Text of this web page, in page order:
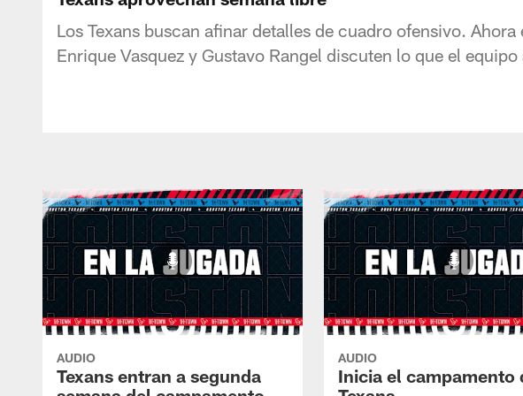
Los Texans buscan afinar detalles de cuadro ofensivo.
Enrique Vasquez y Gustavo Rangel discuten lo que el
AUDIO
Texans entran a segunda
AUDIO
Inicia el campamento